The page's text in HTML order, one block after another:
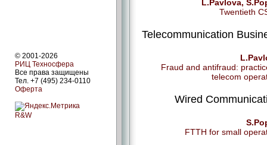
© 2001-2026
РИЦ Техносфера
Все права защищены
Тел. +7 (495) 234-0110
Оферта
R&W
L.Pavlova,
Twentieth
Telecommunication
Fraud and antifraud:
telecom
Wired
FTTH for small